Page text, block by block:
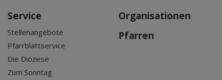
Service
Stellenangebote
Pfarrblattservice
Die Diözese
Zum Sonntag
Organisationen
Pfarren